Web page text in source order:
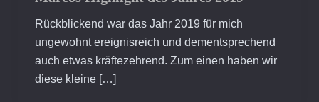
Rückblickend war das Jahr 2019 für mich
ungewohnt ereignisreich und dementsprechend
auch etwas kräftezehrend. Zum einen haben wir
diese kleine […]